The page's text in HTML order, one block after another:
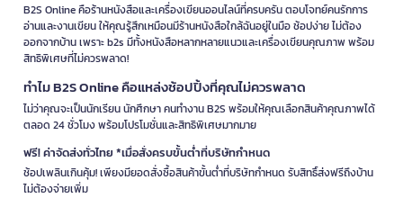
B2S Online คือร้านหนังสือและเครื่องเขียนออนไลน์ที่ครบครัน ตอบโจทย์คนรักการ
อ่านและงานเขียน ให้คุณรู้สึกเหมือนมีร้านหนังสือใกล้ฉันอยู่ในมือ ช้อปง่าย ไม่ต้อง
ออกจากบ้าน เพราะ b2s มีทั้งหนังสือหลากหลายแนวและเครื่องเขียนคุณภาพ พร้อม
สิทธิพิเศษที่ไม่ควรพลาด!
ทำไม B2S Online คือแหล่งช้อปปิ้งที่คุณไม่ควรพลาด
ไม่ว่าคุณจะเป็นนักเรียน นักศึกษา คนทำงาน B2S พร้อมให้คุณเลือกสินค้าคุณภาพได้
ตลอด 24 ชั่วโมง พร้อมโปรโมชั่นและสิทธิพิเศษมากมาย
ฟรี! ค่าจัดส่งทั่วไทย *เมื่อสั่งครบขั้นต่ำที่บริษัทกำหนด
ช้อปเพลินเกินคุ้ม! เพียงมียอดสั่งซื้อสินค้าขั้นต่ำที่บริษัทกำหนด รับสิทธิ์ส่งฟรีถึงบ้าน
ไม่ต้องจ่ายเพิ่ม